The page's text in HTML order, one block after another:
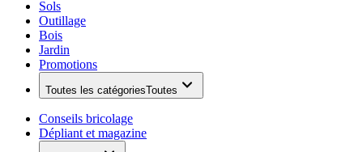
Sols
Outillage
Bois
Jardin
Promotions
Toutes les catégoriesToutes
Conseils bricolage
Dépliant et magazine